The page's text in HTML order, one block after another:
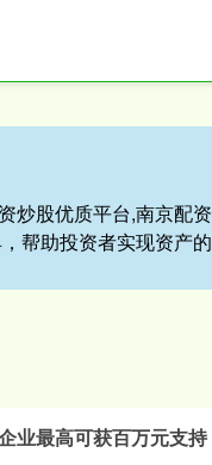
炒股优质平台,南京配
帮助投资者实现资产的
业最高可获百万元支持